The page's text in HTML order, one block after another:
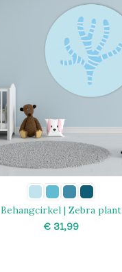
Behangcirkel | Zebra plant
€